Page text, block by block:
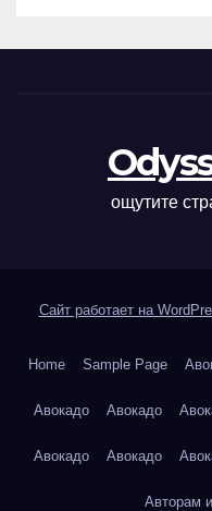
ощутите
Сайт работает на
Home Sample Page
Авокадо Авокадо
Авокадо Авокадо
Авторам